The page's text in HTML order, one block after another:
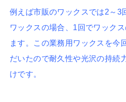
例えば市販のワックスでは2～3
ワックスの場合、1回でワック
ます。この業務用ワックスを今
だいたので耐久性や光沢の持続
けです。